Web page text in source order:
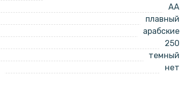
AA
плавный
арабские
250
темный
нет